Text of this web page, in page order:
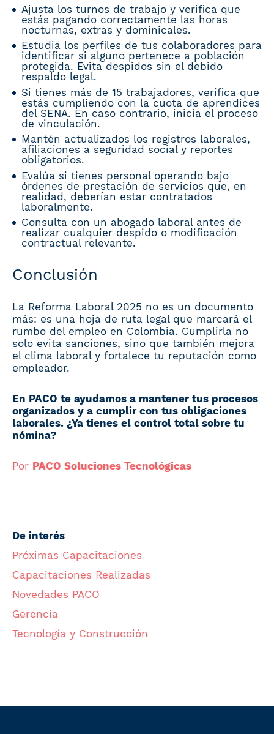
Ajusta los turnos de trabajo y verifica que
estás pagando correctamente las horas
nocturnas, extras y dominicales.
Estudia los perfiles de tus colaboradores para
identificar si alguno pertenece a población
protegida. Evita despidos sin el debido
respaldo legal.
Si tienes más de 15 trabajadores, verifica que
estás cumpliendo con la cuota de aprendices
del SENA. En caso contrario, inicia el proceso
de vinculación.
Mantén actualizados los registros laborales,
afiliaciones a seguridad social y reportes
obligatorios.
Evalúa si tienes personal operando bajo
órdenes de prestación de servicios que, en
realidad, deberían estar contratados
laboralmente.
Consulta con un abogado laboral antes de
realizar cualquier despido o modificación
contractual relevante.
Conclusión
La Reforma Laboral 2025 no es un documento
más: es una hoja de ruta legal que marcará el
rumbo del empleo en Colombia. Cumplirla no
solo evita sanciones, sino que también mejora
el clima laboral y fortalece tu reputación como
empleador.
En PACO te ayudamos a mantener tus procesos
organizados y a cumplir con tus obligaciones
laborales. ¿Ya tienes el control total sobre tu
nómina?
Por PACO Soluciones Tecnológicas
De interés
Próximas Capacitaciones
Capacitaciones Realizadas
Novedades PACO
Gerencia
Tecnología y Construcción